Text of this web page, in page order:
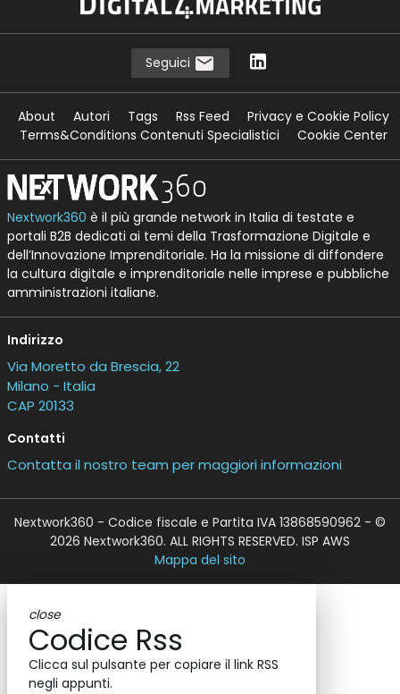
Seguici
About Autori Tags Rss Feed
Privacy e Cookie Policy
Terms&Conditions Contenuti Specialistici
Cookie Center
Nextwork360 è il più grande network in Italia di testate e
portali B2B dedicati ai temi della Trasformazione Digitale e
dell’Innovazione Imprenditoriale. Ha la missione di diffondere
la cultura digitale e imprenditoriale nelle imprese e pubbliche
amministrazioni italiane.
Indirizzo
Via Moretto da Brescia, 22
Milano - Italia
CAP 20133
Contatti
Contatta il nostro team per maggiori informazioni
Nextwork360 - Codice fiscale e Partita IVA 13868590962 - ©
2026 Nextwork360. ALL RIGHTS RESERVED. ISP AWS
Mappa del sito
close
Codice Rss
Clicca sul pulsante per copiare il link RSS
negli appunti.